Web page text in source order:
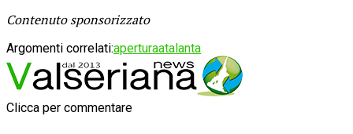
Contenuto sponsorizzato
Argomenti correlati:aperturaatalanta
Clicca per commentare